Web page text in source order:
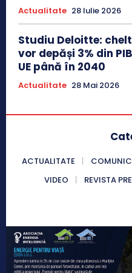
Actualitate 28 Iulie 2026
Studiu Deloitte:
vor depăși 3% din
UE până în 2040
Actualitate 28 Mai 2026
ACTUALITATE
VIDEO
REVISTA